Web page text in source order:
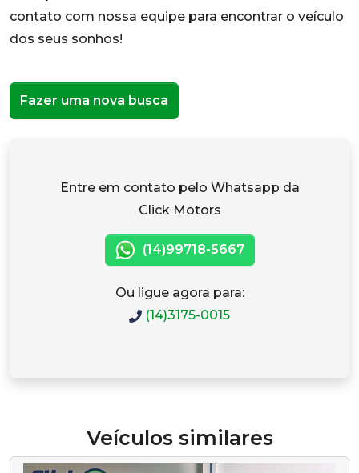
contato com nossa equipe para encontrar o veículo
dos seus sonhos!
Fazer uma nova busca
Entre em contato pelo Whatsapp da
Click Motors
(14)99718-5667
Ou ligue agora para:
(14)3175-0015
Veículos similares